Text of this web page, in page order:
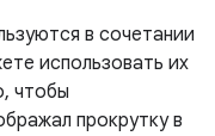
в сочетании
использовать их
чтобы
прокрутку в